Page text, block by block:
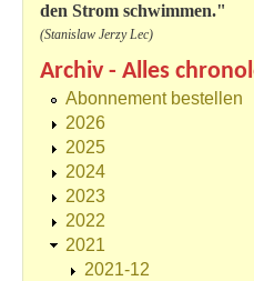
den Strom schwimmen."
(Stanislaw Jerzy Lec)
Archiv - Alles
Abonnement bestellen
2026
2025
2024
2023
2022
2021
2021-12